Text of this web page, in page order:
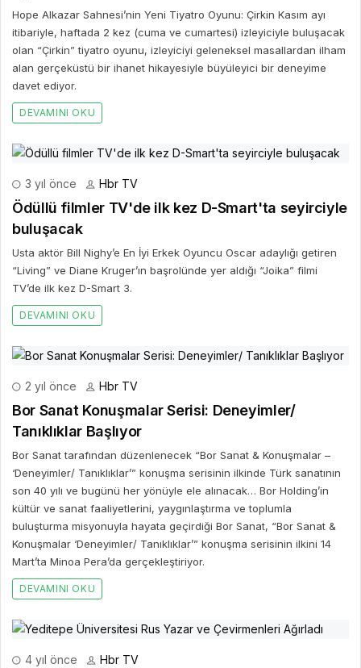
Hope Alkazar Sahnesi’nin Yeni Tiyatro Oyunu: Çirkin Kasım ayı
itibariyle, haftada 2 kez (cuma ve cumartesi) izleyiciyle buluşacak
olan “Çirkin” tiyatro oyunu, izleyiciyi geleneksel masallardan ilham
alan gerçeküstü bir ihanet hikayesiyle büyüleyici bir deneyime
davet ediyor.
DEVAMINI OKU
3 yıl önce Hbr TV
Ödüllü filmler TV'de ilk kez D-Smart'ta seyirciyle
buluşacak
Usta aktör Bill Nighy’e En İyi Erkek Oyuncu Oscar adaylığı getiren
“Living” ve Diane Kruger’ın başrolünde yer aldığı “Joika” filmi
TV’de ilk kez D-Smart 3.
DEVAMINI OKU
2 yıl önce Hbr TV
Bor Sanat Konuşmalar Serisi: Deneyimler/
Tanıklıklar Başlıyor
Bor Sanat tarafından düzenlenecek “Bor Sanat & Konuşmalar –
‘Deneyimler/ Tanıklıklar’” konuşma serisinin ilkinde Türk sanatının
son 40 yılı ve bugünü her yönüyle ele alınacak… Bor Holding’in
kültür ve sanat faaliyetlerini, yaygınlaştırma ve toplumla
buluşturma misyonuyla hayata geçirdiği Bor Sanat, “Bor Sanat &
Konuşmalar ‘Deneyimler/ Tanıklıklar’” konuşma serisinin ilkini 14
Mart’ta Minoa Pera’da gerçekleştiriyor.
DEVAMINI OKU
4 yıl önce Hbr TV